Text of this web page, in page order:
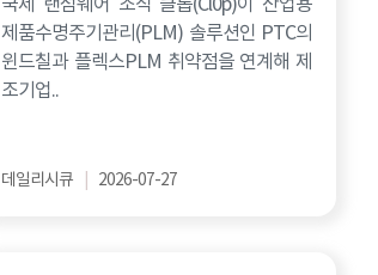
제품수명주기관리(PLM) 솔루션인 PTC의
윈드칠과 플렉스PLM 취약점을 연계해 제
조기업..
데일리시큐 2026-07-27